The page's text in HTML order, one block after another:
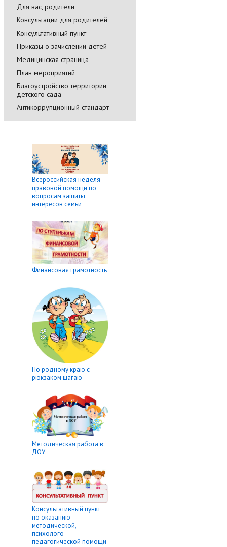
Для вас, родители
Консультации для родителей
Консультативный пункт
Приказы о зачислении детей
Медицинская страница
План мероприятий
Благоустройство территории
детского сада
Антикоррупционный стандарт
Всероссийская неделя
правовой помощи по
вопросам защиты
интересов семьи
Финансовая грамотность
По родному краю с
рюкзаком шагаю
Методическая работа в
ДОУ
Консультативный пункт
по оказанию
методической,
психолого-
педагогической помощи